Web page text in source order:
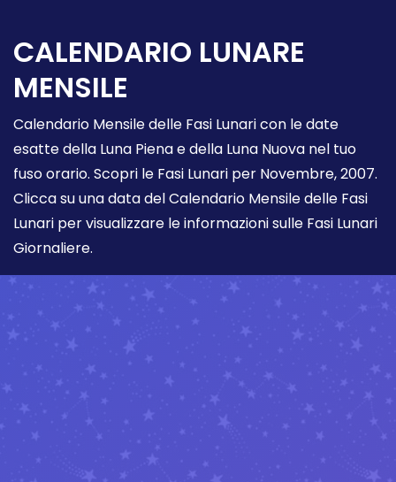
CALENDARIO LUNARE
MENSILE
Calendario Mensile delle Fasi Lunari con le date
esatte della Luna Piena e della Luna Nuova nel tuo
fuso orario. Scopri le Fasi Lunari per Novembre, 2007.
Clicca su una data del Calendario Mensile delle Fasi
Lunari per visualizzare le informazioni sulle Fasi Lunari
Giornaliere.